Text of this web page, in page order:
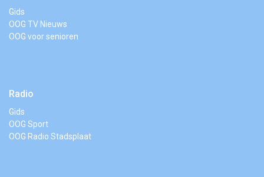
Gids
OOG TV Nieuws
OOG voor senioren
Radio
Gids
OOG Sport
OOG Radio Stadsplaat